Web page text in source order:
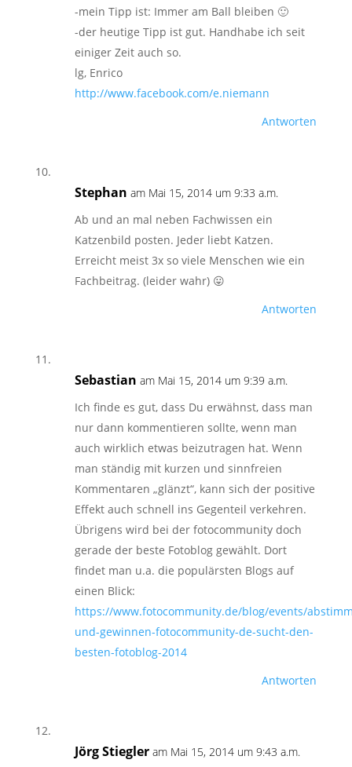
-mein Tipp ist: Immer am Ball bleiben 🙂
-der heutige Tipp ist gut. Handhabe ich seit
einiger Zeit auch so.
lg, Enrico
http://www.facebook.com/e.niemann
Antworten
Stephan am Mai 15, 2014 um 9:33 a.m.
Ab und an mal neben Fachwissen ein
Katzenbild posten. Jeder liebt Katzen.
Erreicht meist 3x so viele Menschen wie ein
Fachbeitrag. (leider wahr) 😛
Antworten
Sebastian am Mai 15, 2014 um 9:39 a.m.
Ich finde es gut, dass Du erwähnst, dass man
nur dann kommentieren sollte, wenn man
auch wirklich etwas beizutragen hat. Wenn
man ständig mit kurzen und sinnfreien
Kommentaren „glänzt“, kann sich der positive
Effekt auch schnell ins Gegenteil verkehren.
Übrigens wird bei der fotocommunity doch
gerade der beste Fotoblog gewählt. Dort
findet man u.a. die populärsten Blogs auf
einen Blick:
https://www.fotocommunity.de/blog/events/
und-gewinnen-fotocommunity-de-sucht-den-
besten-fotoblog-2014
Antworten
Jörg Stiegler am Mai 15, 2014 um 9:43 a.m.